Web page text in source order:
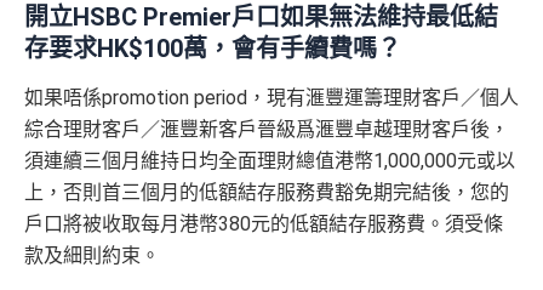
開立HSBC Premier戶口如果無法維持最低結
存要求HK$100萬，會有手續費嗎？
如果唔係promotion period，現有滙豐運籌理財客戶／個人
綜合理財客戶／滙豐新客戶晉級爲滙豐卓越理財客戶後，
須連續三個月維持日均全面理財總值港幣1,000,000元或以
上，否則首三個月的低額結存服務費豁免期完結後，您的
戶口將被收取每月港幣380元的低額結存服務費。須受條
款及細則約束。